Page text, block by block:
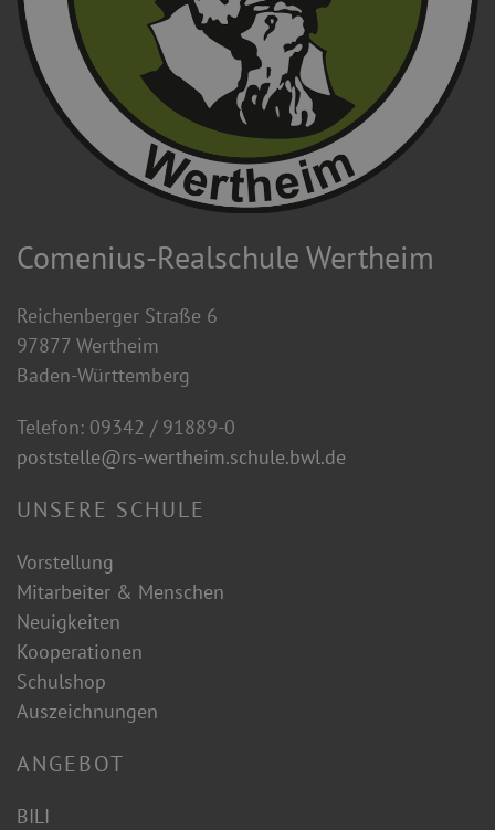
Comenius-Realschule Wertheim
Reichenberger Straße 6
97877 Wertheim
Baden-Württemberg
Telefon: 09342 / 91889-0
poststelle@rs-wertheim.schule.bwl.de
UNSERE SCHULE
Vorstellung
Mitarbeiter & Menschen
Neuigkeiten
Kooperationen
Schulshop
Auszeichnungen
ANGEBOT
BILI